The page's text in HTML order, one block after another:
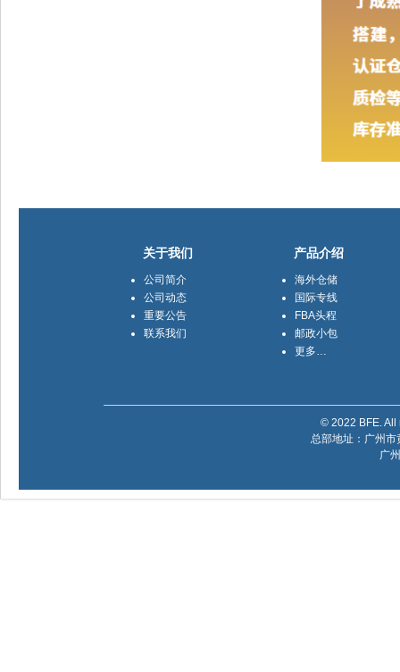
关于我们
公司简介
公司动态
重要公告
联系我们
产品介绍
海外仓储
国际专线
FBA头程
邮政小包
更多…
© 2022 BFE.
总部地址：广州
广